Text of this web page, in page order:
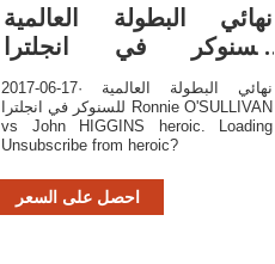
‫نهائي البطولة العالمية
للسنوكر في انجلترا
Ronnie O
2017-06-17· نهائي البطولة العالمية
للسنوكر في انجلترا Ronnie O'SULLIVAN
vs John HIGGINS heroic. Loading
Unsubscribe from heroic?
احصل على السعر